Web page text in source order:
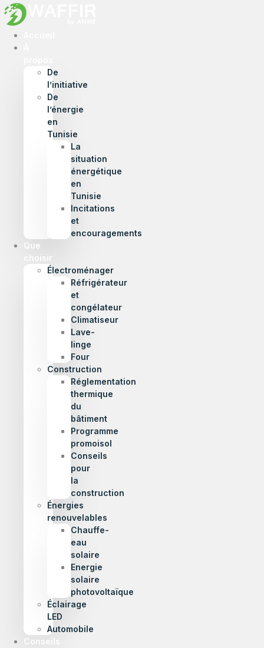
De
l’initiative
De
l’énergie
en
Tunisie
La
situation
énergétique
en
Tunisie
Incitations
et
encouragements
Que
choisir
Électroménager
Réfrigérateur
et
congélateur
Climatiseur
Lave-
linge
Four
Construction
Réglementation
thermique
du
bâtiment
Programme
promoisol
Conseils
pour
la
construction
Énergies
renouvelables
Chauffe-
eau
solaire
Energie
solaire
photovoltaïque
Éclairage
LED
Automobile
Conseils